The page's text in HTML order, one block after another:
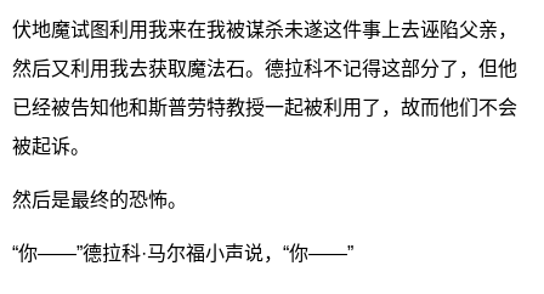
伏地魔试图利用我来在我被谋杀未遂这件事上去诬陷父亲，
然后又利用我去获取魔法石。德拉科不记得这部分了，但他
已经被告知他和斯普劳特教授一起被利用了，故而他们不会
被起诉。
然后是最终的恐怖。
“你——”德拉科·马尔福小声说，“你——”